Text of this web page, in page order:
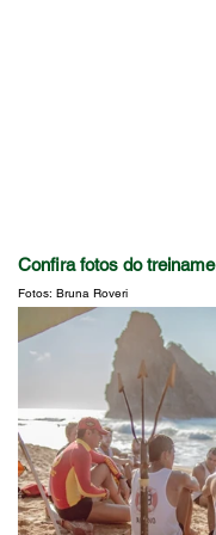
Confira fotos do
Fotos: Bruna Roveri